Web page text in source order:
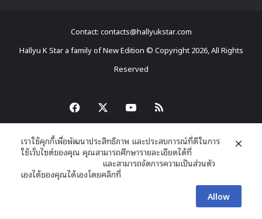
Contact: contacts@hallyukstar.com
Hallyu K Star a family of New Edition © Copyright 2026, All Rights
Reserved
Facebook YouTube
RSS
เราใช้คุกกี้เพื่อพัฒนาประสิทธิภาพ และประสบการณ์ที่ดีในการ
ใช้เว็บไซต์ของคุณ คุณสามารถศึกษารายละเอียดได้ที่
และสามารถจัดการความเป็นส่วนตัว
เองได้ของคุณได้เองโดยคลิกที่
Allow